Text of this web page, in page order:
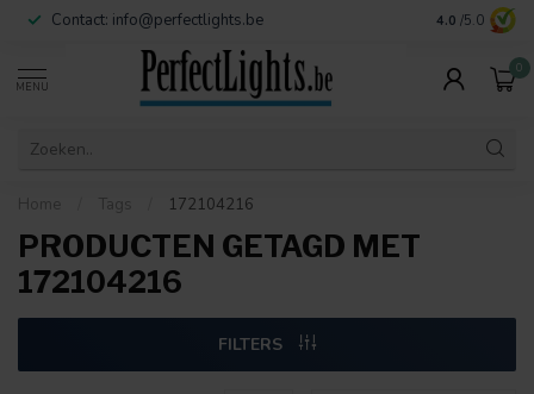
Contact: info@perfectlights.be 4.0 /5.0
MENU
0
Home Tags 172104216
PRODUCTEN GETAGD MET
172104216
FILTERS